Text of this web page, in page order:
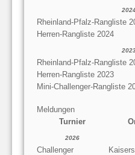
Rheinland-Pfalz-Rangliste
Herren-Rangliste 2024
Rheinland-Pfalz-Rangliste
Herren-Rangliste 2023
Mini-Challenger-Rangliste
Meldungen
Turnier
2026
Challenger